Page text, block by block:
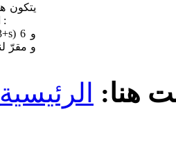
النوع الاقتصادي المتطور منها :
هنا:
الرئيسية